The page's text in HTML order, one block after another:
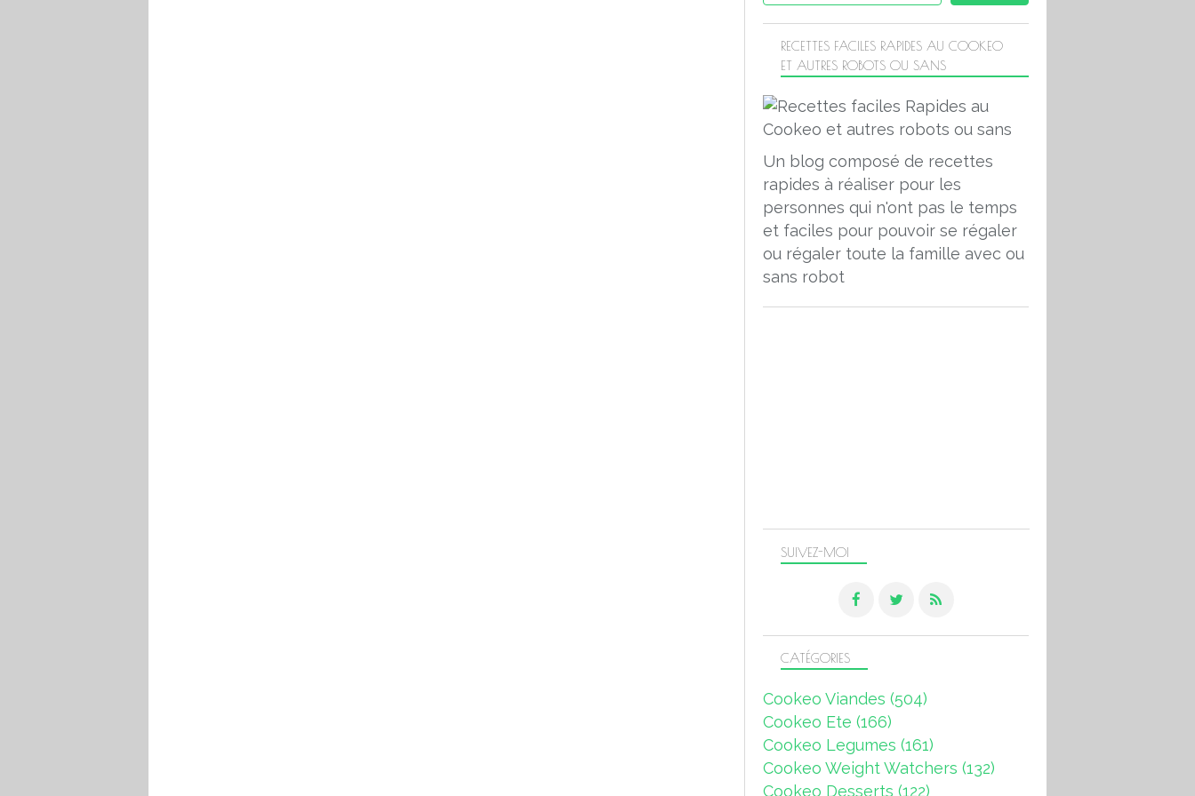
SUIVEZ-MOI
RECETTES FACILES RAPIDES AU COOKEO
ET AUTRES ROBOTS OU SANS
Un blog composé de recettes
rapides à réaliser pour les
personnes qui n'ont pas le temps
et faciles pour pouvoir se régaler
ou régaler toute la famille avec ou
sans robot
CATÉGORIES
Cookeo Viandes (504)
Cookeo Ete (166)
Cookeo Legumes (161)
Cookeo Weight Watchers (132)
Cookeo Desserts (122)